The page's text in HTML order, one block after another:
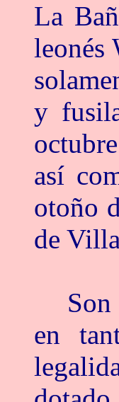
La
leonés
y
así
otoño
de
en